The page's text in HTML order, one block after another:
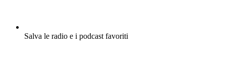
Salva le radio e i podcast favoriti